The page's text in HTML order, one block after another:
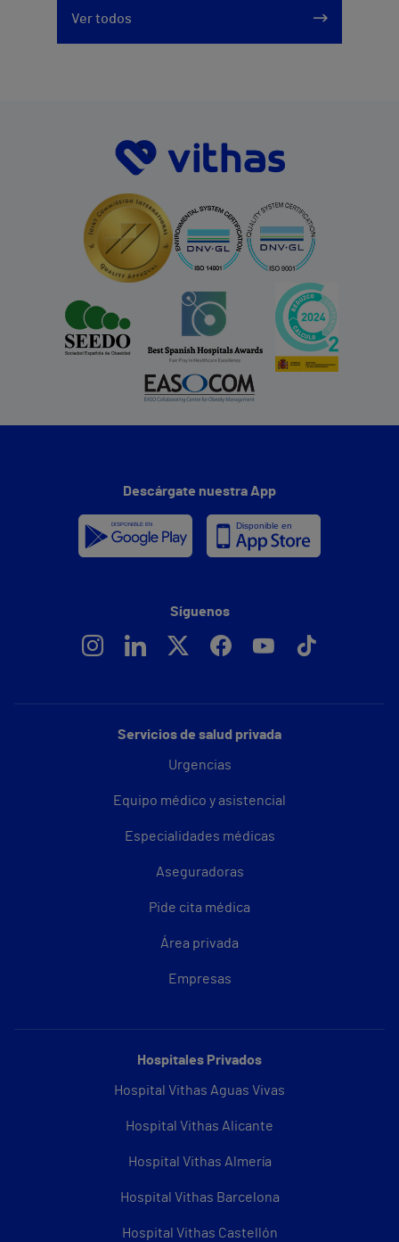
Ver todos
Servicios de salud privada
Urgencias
Equipo médico y asistencial
Especialidades médicas
Aseguradoras
Pide cita médica
Área privada
Empresas
Hospitales Privados
Hospital Vithas Aguas Vivas
Hospital Vithas Alicante
Hospital Vithas Almería
Hospital Vithas Barcelona
Hospital Vithas Castellón
Descárgate nuestra App
Síguenos